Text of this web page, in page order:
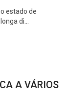
estado de
di...
A VÁRIOS